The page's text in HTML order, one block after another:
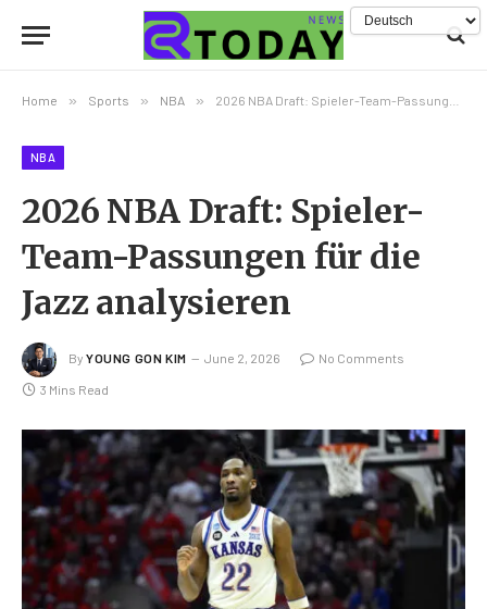
Home » Sports » NBA » 2026 NBA Draft: Spieler-Team-Passungen für die Jazz analysieren
NBA
2026 NBA Draft: Spieler-
Team-Passungen für die
Jazz analysieren
By YOUNG GON KIM June 2, 2026 No Comments
3 Mins Read